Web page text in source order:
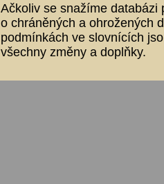
Ačkoliv se snažíme databázi
o chráněných a ohrožených
podmínkách ve slovnících
všechny změny a doplňky.